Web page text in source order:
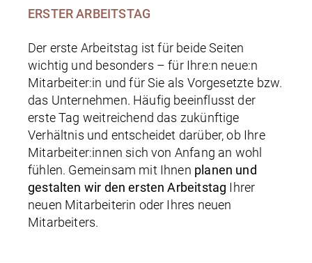
ERSTER ARBEITSTAG
Der erste Arbeitstag ist für beide Seiten
wichtig und besonders – für Ihre:n neue:n
Mitarbeiter:in und für Sie als Vorgesetzte bzw.
das Unternehmen. Häufig beeinflusst der
erste Tag weitreichend das zukünftige
Verhältnis und entscheidet darüber, ob Ihre
Mitarbeiter:innen sich von Anfang an wohl
fühlen. Gemeinsam mit Ihnen planen und
gestalten wir den ersten Arbeitstag Ihrer
neuen Mitarbeiterin oder Ihres neuen
Mitarbeiters.